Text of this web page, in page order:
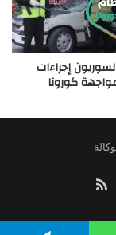
إجراءات
كورونا
الموقع